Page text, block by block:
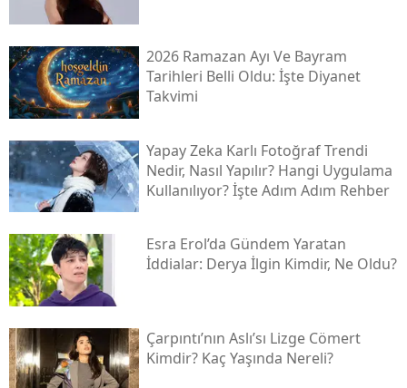
2026 Ramazan Ayı Ve Bayram
Tarihleri Belli Oldu: İşte Diyanet
Takvimi
Yapay Zeka Karlı Fotoğraf Trendi
Nedir, Nasıl Yapılır? Hangi Uygulama
Kullanılıyor? İşte Adım Adım Rehber
Esra Erol’da Gündem Yaratan
İddialar: Derya İlgin Kimdir, Ne Oldu?
Çarpıntı’nın Aslı’sı Lizge Cömert
Kimdir? Kaç Yaşında Nereli?